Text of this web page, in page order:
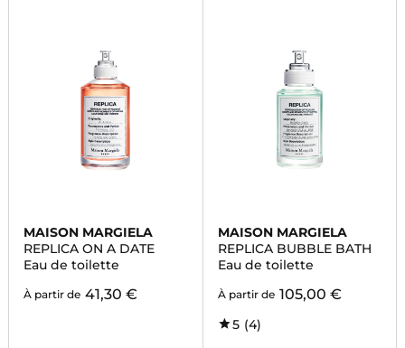
MAISON MARGIELA
REPLICA ON A DATE
Eau de toilette
À partir de 41,30 €
MAISON MARGIELA
REPLICA BUBBLE BATH
Eau de toilette
À partir de 105,00 €
5 (4)